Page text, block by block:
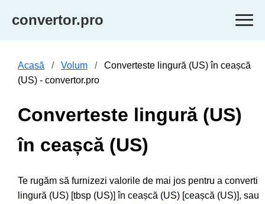
convertor.pro
Acasă Volum
Converteste lingură (US) în ceașcă
(US) - convertor.pro
Converteste lingură (US)
în ceașcă (US)
Te rugăm să furnizezi valorile de mai jos pentru a converti
lingură (US) [tbsp (US)] în ceașcă (US) [ceașcă (US)], sau